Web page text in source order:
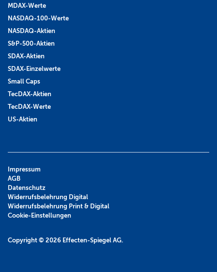
MDAX-Werte
NASDAQ-100-Werte
NASDAQ-Aktien
S&P-500-Aktien
SDAX-Aktien
SDAX-Einzelwerte
Small Caps
TecDAX-Aktien
TecDAX-Werte
US-Aktien
Copyright © 2026 Effecten-Spiegel AG.
Impressum
AGB
Datenschutz
Widerrufsbelehrung Digital
Widerrufsbelehrung Print & Digital
Cookie-Einstellungen